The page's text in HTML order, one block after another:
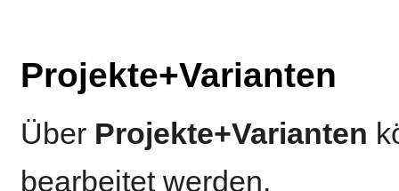
Projekte+Varianten
Über Projekte+Varianten
bearbeitet werden.